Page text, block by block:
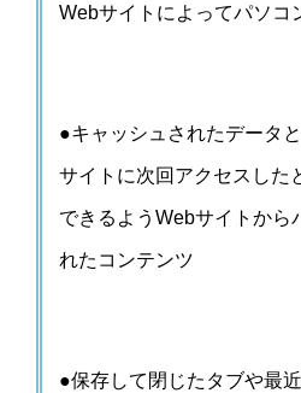
Webサイトによってパソコ
●キャッシュされたデータ
サイトに次回アクセスした
できるようWebサイトから
れたコンテンツ
●保存して閉じたタブや最